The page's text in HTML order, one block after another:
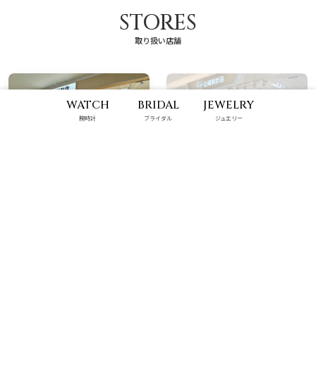
STORES
取り扱い店舗
WATCH
腕時計
BRIDAL
ブライダル
JEWELRY
ジュエリー